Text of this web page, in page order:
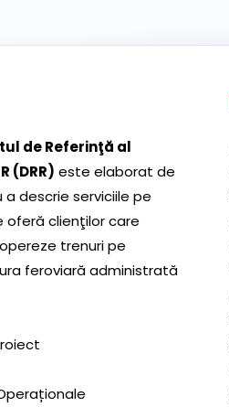
de Referinţă al
(DRR) este elaborat de
a descrie serviciile pe
oferă clienţilor care
trenuri pe
feroviară administrată